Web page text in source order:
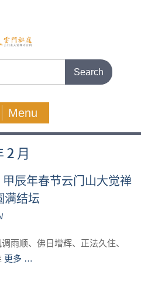
Menu
2 月
辰年春节云门山大觉禅
满结坛
雨顺、佛日增辉、正法久住、
更多 …